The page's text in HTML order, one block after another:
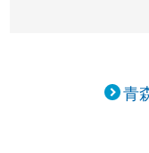
青